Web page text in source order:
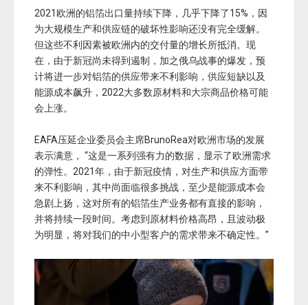
2021欧洲的铝箔出口量持续下降，几乎下降了15%，因
为大规模生产和供应链的破坏性影响还没有完全缓解。
但这些不利因素被欧洲内的交付量的增长所抵消。现
在，由于新冠尚未得到遏制，加之俄乌战事的爆发，预
计将进一步对铝箔的供应带来不利影响，供应短缺以及
能源成本飙升，2022大多数原材料和大宗商品价格可能
会上涨。
EAFA压延企业委员会主席BrunoRea对欧洲市场的发展
表示满意， “这是一系列强有力的数据，显示了欧洲需求
的弹性。2021年，由于新冠疫情，对生产和供应方面带
来不利影响，其中尚面临很多挑战，至少是能源成本会
急剧上扬，这对所有的铝箔生产业务都有直接的影响，
并将持续一段时间。考虑到原材料价格高昂，且波动极
为明显，将对我们的中小型客户的需求带来不确定性。”